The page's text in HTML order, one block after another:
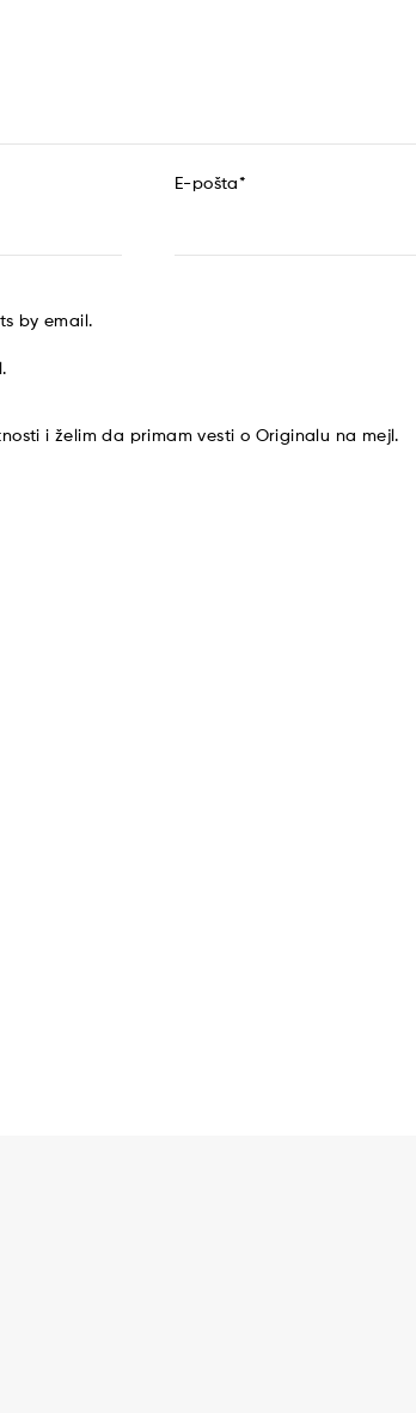
E-pošta*
by email.
i želim da primam vesti o Originalu na mejl.